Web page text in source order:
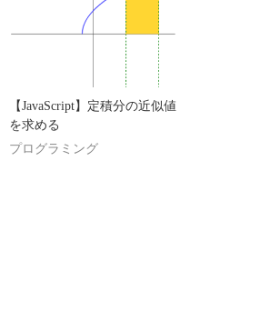
【JavaScript】定積分の近似値
を求める
プログラミング